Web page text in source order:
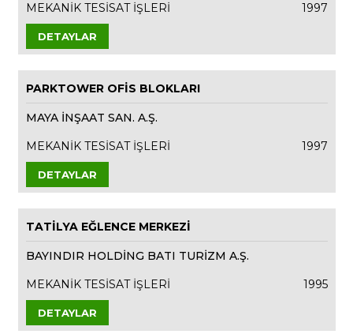
MEKANİK TESİSAT İŞLERİ
1997
DETAYLAR
PARKTOWER OFİS BLOKLARI
MAYA İNŞAAT SAN. A.Ş.
MEKANİK TESİSAT İŞLERİ
1997
DETAYLAR
TATİLYA EĞLENCE MERKEZİ
BAYINDIR HOLDİNG BATI TURİZM A.Ş.
MEKANİK TESİSAT İŞLERİ
1995
DETAYLAR